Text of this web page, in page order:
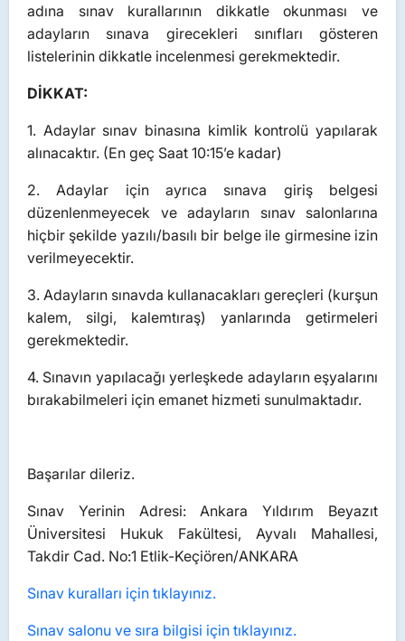
adına sınav kurallarının dikkatle okunması ve
adayların sınava girecekleri sınıfları gösteren
listelerinin dikkatle incelenmesi gerekmektedir.
DİKKAT:
1. Adaylar sınav binasına kimlik kontrolü yapılarak
alınacaktır. (En geç Saat 10:15’e kadar)
2. Adaylar için ayrıca sınava giriş belgesi
düzenlenmeyecek ve adayların sınav salonlarına
hiçbir şekilde yazılı/basılı bir belge ile girmesine izin
verilmeyecektir.
3. Adayların sınavda kullanacakları gereçleri (kurşun
kalem, silgi, kalemtıraş) yanlarında getirmeleri
gerekmektedir.
4. Sınavın yapılacağı yerleşkede adayların eşyalarını
bırakabilmeleri için emanet hizmeti sunulmaktadır.
Başarılar dileriz.
Sınav Yerinin Adresi: Ankara Yıldırım Beyazıt
Üniversitesi Hukuk Fakültesi, Ayvalı Mahallesi,
Takdir Cad. No:1 Etlik-Keçiören/ANKARA
Sınav kuralları için tıklayınız.
Sınav salonu ve sıra bilgisi için tıklayınız.